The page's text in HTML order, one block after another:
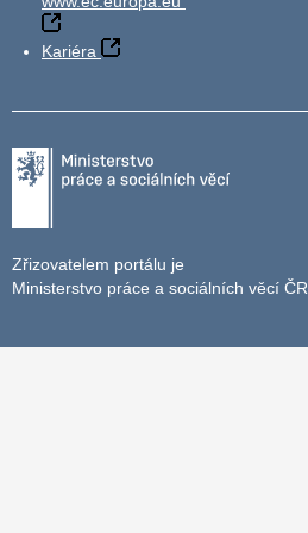
Kariéra
Zřizovatelem portálu je
Ministerstvo práce a sociálních věcí ČR